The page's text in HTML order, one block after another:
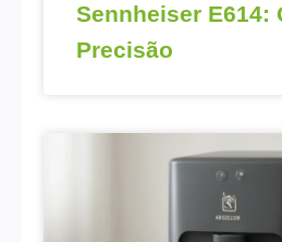
Sennheiser E614:
Precisão